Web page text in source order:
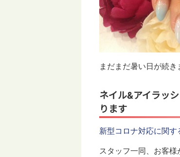
まだまだ暑い日が続
ネイル&アイラッ
ります
新型コロナ対応に関す
スタッフ一同、お客